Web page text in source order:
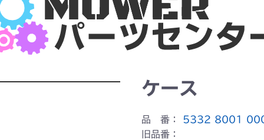
ケース
品 番：
5332 8001
旧品番：